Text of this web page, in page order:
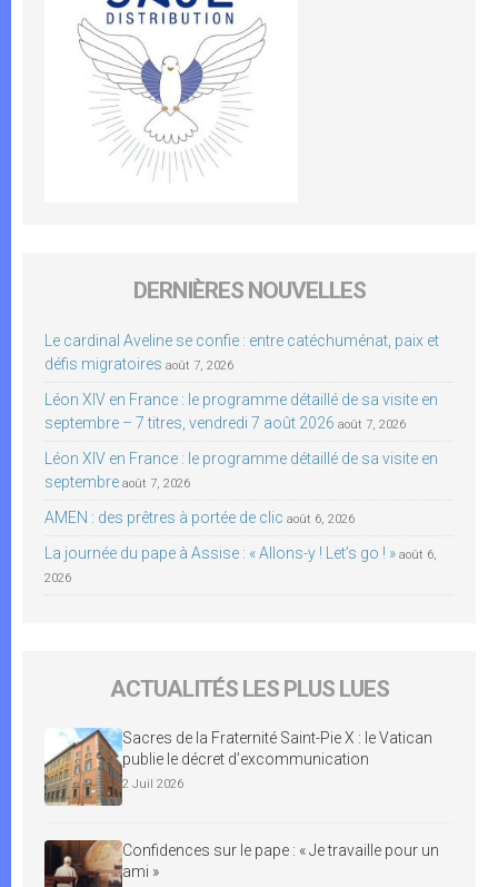
DERNIÈRES NOUVELLES
Le cardinal Aveline se confie : entre catéchuménat, paix et
défis migratoires août 7, 2026
Léon XIV en France : le programme détaillé de sa visite en
septembre – 7 titres, vendredi 7 août 2026 août 7, 2026
Léon XIV en France : le programme détaillé de sa visite en
septembre août 7, 2026
AMEN : des prêtres à portée de clic août 6, 2026
La journée du pape à Assise : « Allons-y ! Let’s go ! » août 6,
2026
ACTUALITÉS LES PLUS LUES
Sacres de la Fraternité Saint-Pie X : le Vatican
publie le décret d’excommunication
2 Juil 2026
Confidences sur le pape : « Je travaille pour un
ami »